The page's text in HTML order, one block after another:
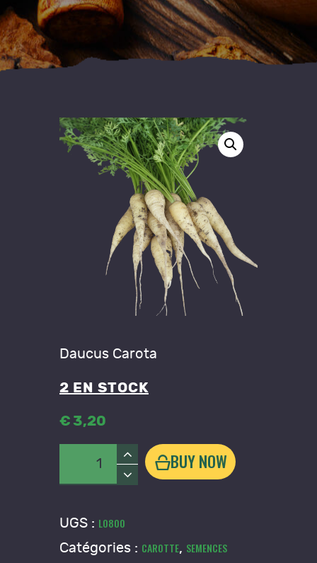
CONTACT
Daucus Carota
2 EN STOCK
€ 3,20
de
Kuttingen
BUY NOW
UGS : L0800
Catégories : CAROTTE, SEMENCES